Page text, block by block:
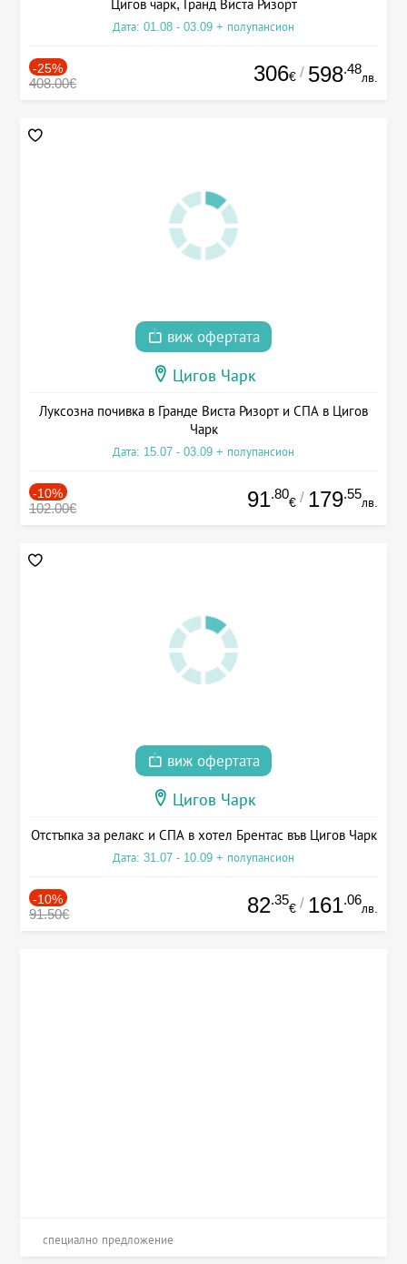
Цигов чарк, Гранд Виста Ризорт
Дата: 01.08 - 03.09 + полупансион
-25%
408.00€ 306€ / 598.48
лв.
виж офертата
Цигов Чарк
Луксозна почивка в Гранде Виста Ризорт и СПА в Цигов
Чарк
Дата: 15.07 - 03.09 + полупансион
-10%
102.00€ 91.80
€ / 179.55
лв.
виж офертата
Цигов Чарк
Отстъпка за релакс и СПА в хотел Брентас във Цигов Чарк
Дата: 31.07 - 10.09 + полупансион
-10%
91.50€ 82.35
€ / 161.06
лв.
специално предложение